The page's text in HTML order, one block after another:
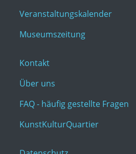
Veranstaltungskalender
Museumszeitung
Kontakt
Über uns
FAQ - häufig gestellte Fragen
KunstKulturQuartier